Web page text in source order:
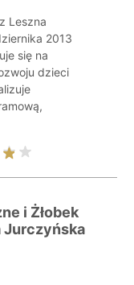
Leszna
2013
się na
dzieci
i Żłobek
Jurczyńska